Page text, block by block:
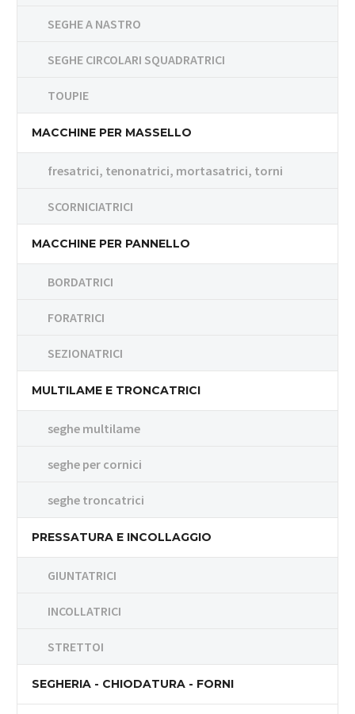
SEGHE A NASTRO
SEGHE CIRCOLARI SQUADRATRICI
TOUPIE
MACCHINE PER MASSELLO
fresatrici, tenonatrici, mortasatrici, torni
SCORNICIATRICI
MACCHINE PER PANNELLO
BORDATRICI
FORATRICI
SEZIONATRICI
MULTILAME E TRONCATRICI
seghe multilame
seghe per cornici
seghe troncatrici
PRESSATURA E INCOLLAGGIO
GIUNTATRICI
INCOLLATRICI
STRETTOI
SEGHERIA - CHIODATURA - FORNI